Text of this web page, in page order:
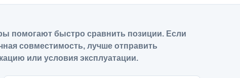
помогают быстро сравнить позиции. Если
совместимость, лучше отправить
или условия эксплуатации.